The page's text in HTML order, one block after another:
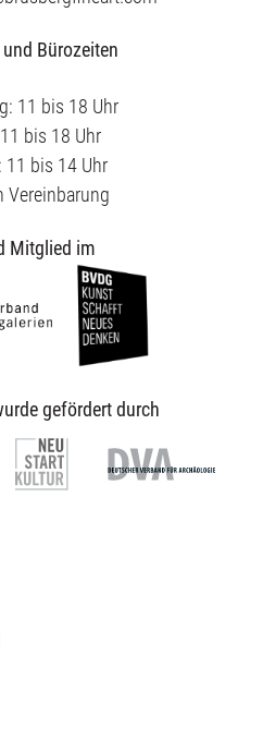
Bürozeiten
11 bis 18 Uhr
bis 18 Uhr
11 bis 14 Uhr
Vereinbarung
Mitglied im
gefördert durch